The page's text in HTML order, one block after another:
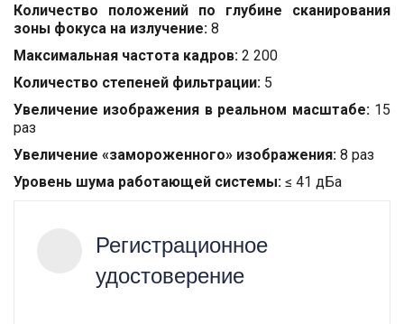
Количество положений по глубине сканирования
зоны фокуса на излучение: 8
Максимальная частота кадров: 2 200
Количество степеней фильтрации: 5
Увеличение изображения в реальном масштабе:15
раз
Увеличение «замороженного» изображения: 8 раз
Уровень шума работающей системы: ≤ 41 дБа
Регистрационное
удостоверение